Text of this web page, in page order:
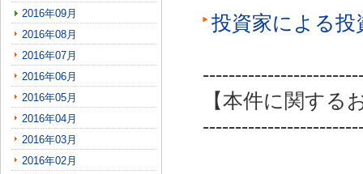
2016年09月
2016年08月
2016年07月
2016年06月
2016年05月
2016年04月
2016年03月
2016年02月
投資家による
【本件に関する